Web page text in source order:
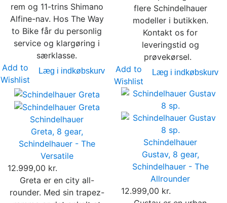
rem og 11-trins Shimano
Alfine-nav. Hos The Way
to Bike får du personlig
service og klargøring i
særklasse.
Add to
Wishlist
Læg i indkøbskurv
flere Schindelhauer
modeller i butikken.
Kontakt os for
leveringstid og
prøvekørsel.
Add to
Wishlist
Læg i indkøbskurv
Schindelhauer
Greta, 8 gear,
Schindelhauer - The
Versatile
12.999,00 kr.
Greta er en city all-
rounder. Med sin trapez-
Schindelhauer
Gustav, 8 gear,
Schindelhauer - The
Allrounder
12.999,00 kr.